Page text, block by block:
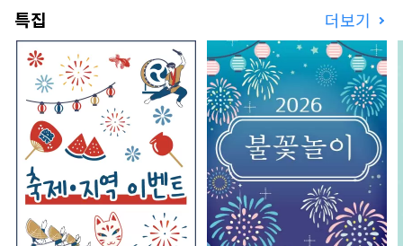
심으로 다양한 토지에 방문할 수 있습니다. 구미형
호텔과 전통적인 여관, 가정적인 민박과 장기 체류
를 향한 호스텔 등 다양한 종류의 숙박 시설이 혼재
하고 있어, 이용자의 수요에 응할 수 있는 용량이 있
습니다. 자연·역사·전통·문화·미식, 다양한 분야
에 종사하는 히다의 사람들은 소박하고 따뜻하고,
방문하는 사람들을 진심으로 대접합니다.
특집 더보기